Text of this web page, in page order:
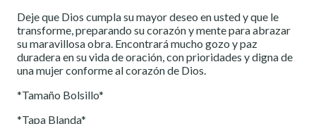
Deje que Dios cumpla su mayor deseo en usted y que le
transforme, preparando su corazón y mente para abrazar
su maravillosa obra. Encontrará mucho gozo y paz
duradera en su vida de oración, con prioridades y digna de
una mujer conforme al corazón de Dios.
*Tamaño Bolsillo*
*Tapa Blanda*